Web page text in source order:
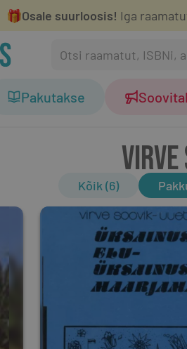
🎁Osale suurloosis! Iga
Pakutakse
Kõik (6)